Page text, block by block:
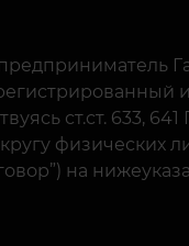
ст.ст. 633,
физических
на